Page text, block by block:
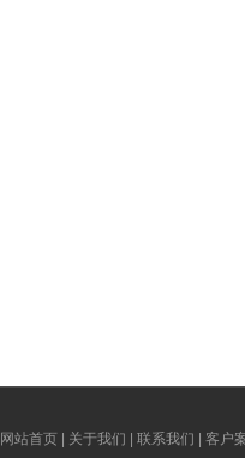
网站首页 | 关于我们 | 联系我们 | 客户